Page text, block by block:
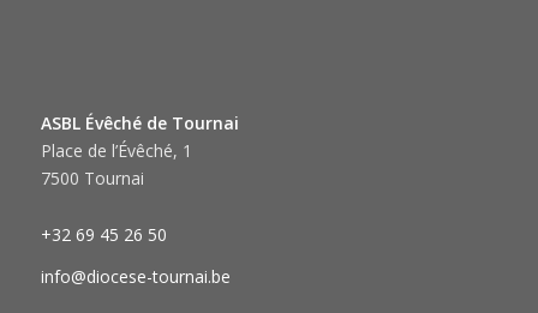
ASBL Évêché de Tournai
Place de l’Évêché, 1
7500 Tournai
+32 69 45 26 50
info@diocese-tournai.be